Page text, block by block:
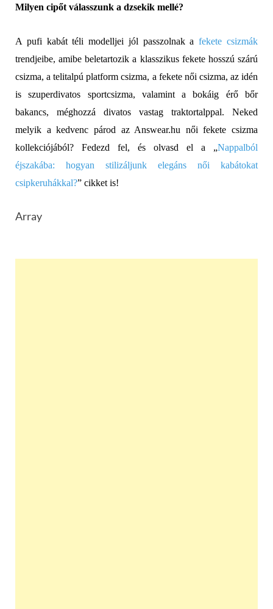
Milyen cipőt válasszunk a dzsekik mellé?
A pufi kabát téli modelljei jól passzolnak afekete csizmák
trendjeibe, amibe beletartozik a klasszikus fekete hosszú szárú
csizma, a telitalpú platform csizma, a fekete női csizma, az idén
is szuperdivatos sportcsizma, valamint a bokáig érő bőr
bakancs, méghozzá divatos vastag traktortalppal. Neked
melyik a kedvenc párod az Answear.hu női fekete csizma
kollekciójából? Fedezd fel, és olvasd el a „Nappalból
éjszakába: hogyan stilizáljunk elegáns női kabátokat
csipkeruhákkal?” cikket is!
Array